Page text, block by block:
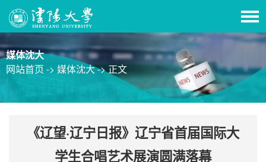
媒体沈大
网站首页 -> 媒体沈大 ->正文
《辽望·辽宁日报》辽宁省首届国际大
学生合唱艺术展演圆满落幕